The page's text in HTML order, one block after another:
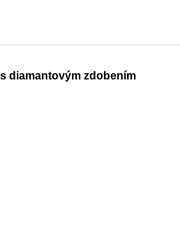
diamantovým zdobením